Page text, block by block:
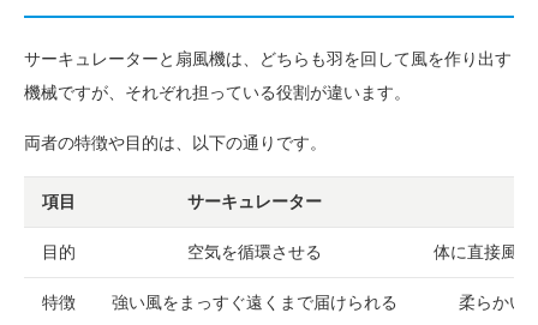
サーキュレーターと扇風機は、どちらも羽を回して風を作り出す
機械ですが、それぞれ担っている役割が違います。
両者の特徴や目的は、以下の通りです。
項目 サーキュレーター
目的 空気を循環させる 体に直接風
特徴 強い風をまっすぐ遠くまで届けられる 柔らかい